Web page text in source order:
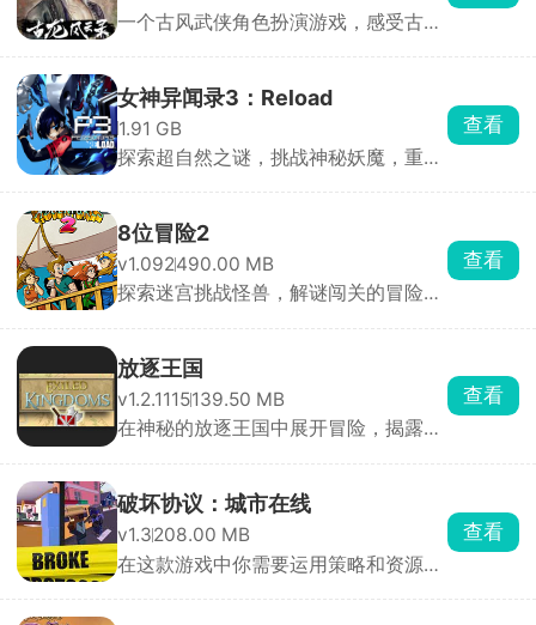
一个古风武侠角色扮演游戏，感受古龙
女神异闻录3：Reload
1.91 GB
探索超自然之谜，挑战神秘妖魔，重制
查看
8位冒险2
v1.092490.00 MB
探索迷宫挑战怪兽，解谜闯关的冒险游
查看
放逐王国
v1.2.1115139.50 MB
在神秘的放逐王国中展开冒险，揭露真
查看
破坏协议：城市在线
v1.3208.00 MB
在这款游戏中你需要运用策略和资源管
查看